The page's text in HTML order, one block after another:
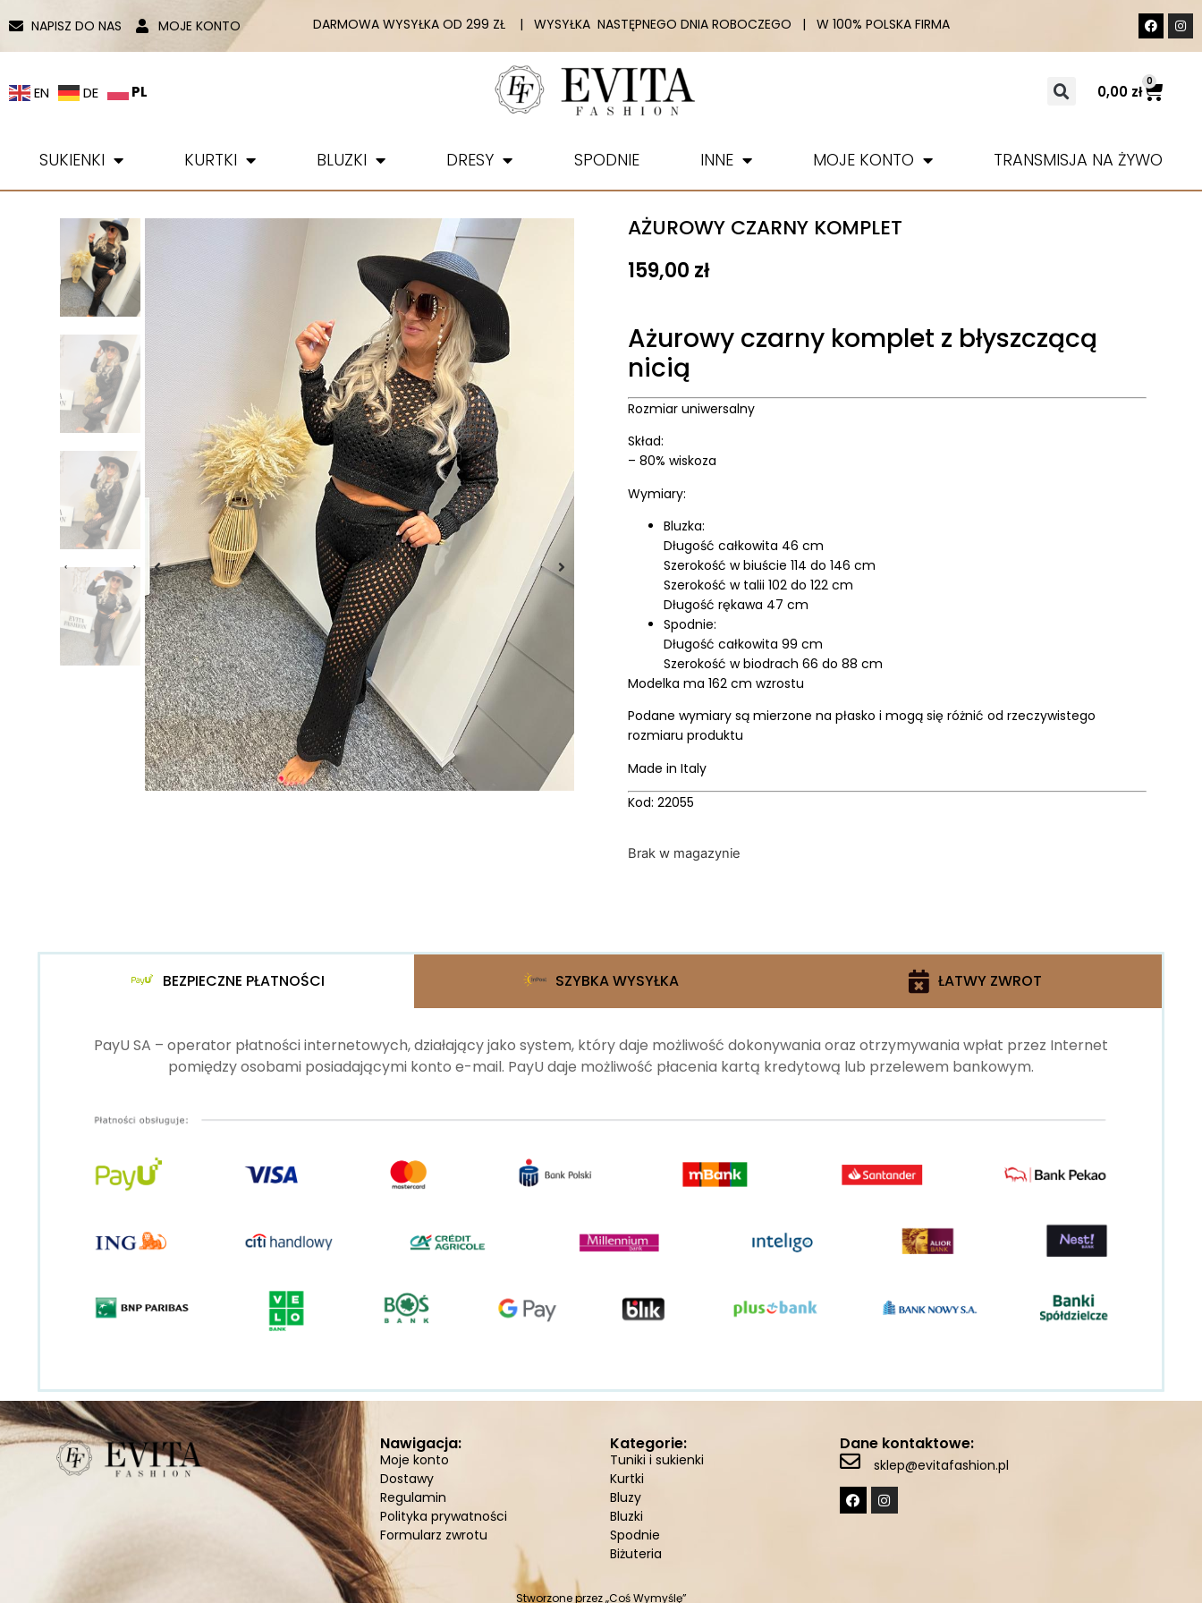
NAPISZ DO NAS MOJE KONTO DARMOWA WYSYŁKA OD 299 ZŁ | WYSYŁKA NASTĘPNEGO DNIA ROBOCZEGO | W 100% POLSKA FIRMA
EN DE PL 0,00 zł
0
SUKIENKI KURTKI BLUZKI DRESY SPODNIE INNE MOJE KONTO TRANSMISJA NA ŻYWO
AŻUROWY CZARNY KOMPLET
159,00 zł
Ażurowy czarny komplet z błyszczącą
nicią
Rozmiar uniwersalny
Skład:
– 80% wiskoza
Wymiary:
Bluzka:
Długość całkowita 46 cm
Szerokość w biuście 114 do 146 cm
Szerokość w talii 102 do 122 cm
Długość rękawa 47 cm
Spodnie:
Długość całkowita 99 cm
Szerokość w biodrach 66 do 88 cm
Modelka ma 162 cm wzrostu
Podane wymiary są mierzone na płasko i mogą się różnić od rzeczywistego
rozmiaru produktu
Made in Italy
Kod: 22055
Brak w magazynie
BEZPIECZNE PŁATNOŚCI SZYBKA WYSYŁKA ŁATWY ZWROT
PayU SA – operator płatności internetowych, działający jako system, który daje możliwość dokonywania oraz otrzymywania wpłat przez Internet
pomiędzy osobami posiadającymi konto e-mail. PayU daje możliwość płacenia kartą kredytową lub przelewem bankowym.
Nawigacja:
Moje konto
Dostawy
Regulamin
Polityka prywatności
Formularz zwrotu
Kategorie:
Tuniki i sukienki
Kurtki
Bluzy
Bluzki
Spodnie
Biżuteria
Dane kontaktowe:
sklep@evitafashion.pl
Stworzone przez„Coś Wymyślę”